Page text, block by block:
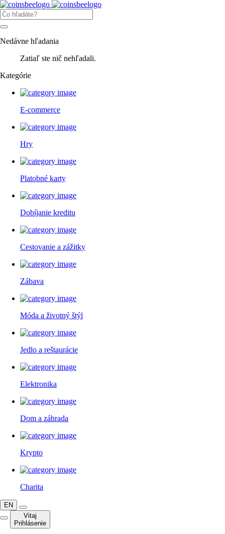
Nedávne hľadania
Zatiaľ ste nič nehľadali.
Kategórie
E-commerce
Hry
Platobné karty
Dobíjanie kreditu
Cestovanie a zážitky
Zábava
Móda a životný štýl
Jedlo a reštaurácie
Elektronika
Dom a záhrada
Krypto
Charita
EN
Vitaj
Prihlásenie